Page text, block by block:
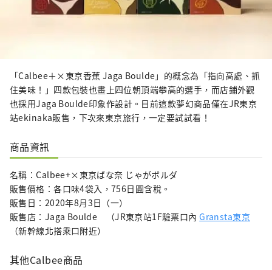
「Calbee＋×東京香蕉 Jaga Boulde」的概念為「指向高處、抓
住美味！」四款包裝也畫上四位朝頂端攀高的選手，而店鋪外觀
也採用Jaga Boulde印象作設計。目前這款夢幻商品僅在JR東京
站ekinaka販售，下次來東京旅行，一定要試試看！
商品資訊
名稱：Calbee+×東京ばな奈 じゃがボルダ
販售價格：各口味4袋入，756日圓含稅。
販售日：2020年8月3日（一）
販售店：Jaga Boulde （JR東京站1F驗票口內Gransta東京
（新幹線北搭乘口附近）
其他Calbee商品